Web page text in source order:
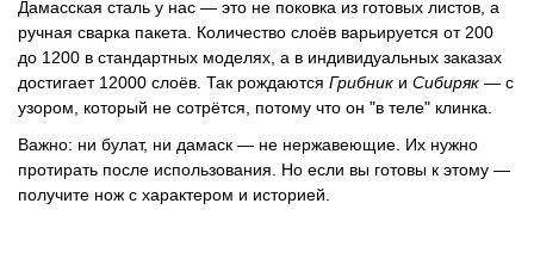
Дамасская сталь у нас — это не поковка из готовых листов, а
ручная сварка пакета. Количество слоёв варьируется от 200
до 1200 в стандартных моделях, а в индивидуальных заказах
достигает 12000 слоёв. Так рождаются Грибник и Сибиряк — с
узором, который не сотрётся, потому что он "в теле" клинка.
Важно: ни булат, ни дамаск — не нержавеющие. Их нужно
протирать после использования. Но если вы готовы к этому —
получите нож с характером и историей.